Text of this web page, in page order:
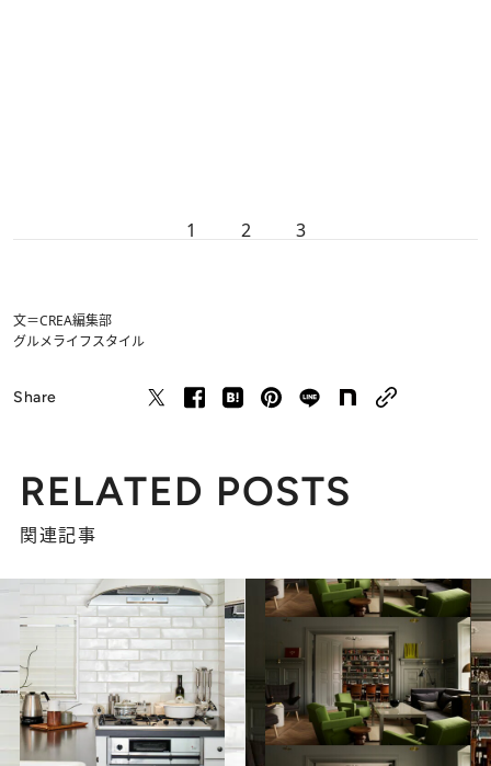
1 2 3
文＝CREA編集部
グルメライフスタイル
Share
RELATED POSTS
関連記事